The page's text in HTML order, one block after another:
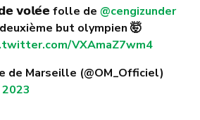
𝘃𝗼𝗹𝗲́𝗲 folle de @cengizunder
but olympien 🤯
VXAmaZ7wm4
de Marseille (@OM_Officiel)